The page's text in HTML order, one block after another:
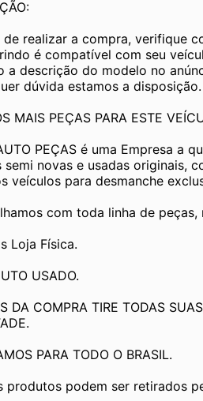
de realizar a compra, verifique
é compatível com seu
a descrição do modelo no
dúvida estamos a disposição.
MAIS PEÇAS PARA ESTE
PEÇAS é uma Empresa a
semi novas e usadas originais,
veículos para desmanche
com toda linha de
Loja Física.
USADO.
DA COMPRA TIRE TODAS
PARA TODO O BRASIL.
produtos podem ser retirados